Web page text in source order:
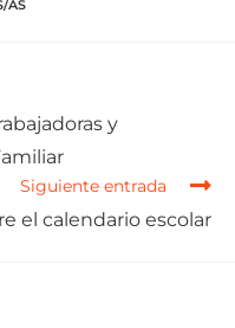
AS
y
Siguiente entrada
el calendario escolar